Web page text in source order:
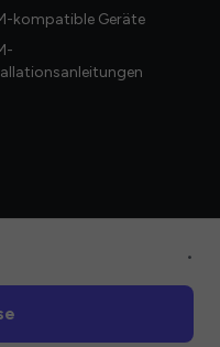
kompatible Geräte
•